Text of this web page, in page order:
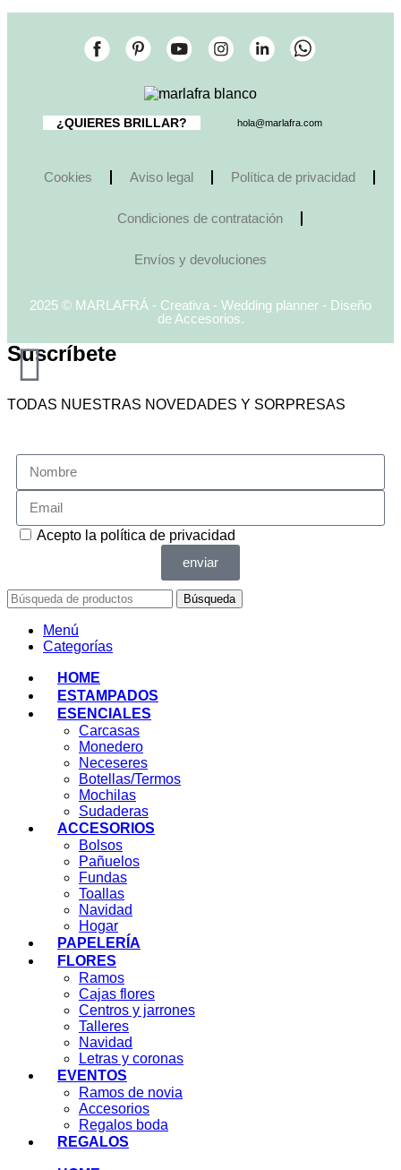
¿QUIERES BRILLAR? hola@marlafra.com
Cookies Aviso legal Política de privacidad
Condiciones de contratación
Envíos y devoluciones
2025 © MARLAFRÁ - Creativa - Wedding planner - Diseño
de Accesorios.
Suscríbete
TODAS NUESTRAS NOVEDADES Y SORPRESAS
Acepto la política de privacidad
enviar
Búsqueda
Menú
Categorías
HOME
ESTAMPADOS
ESENCIALES
Carcasas
Monedero
Neceseres
Botellas/Termos
Mochilas
Sudaderas
ACCESORIOS
Bolsos
Pañuelos
Fundas
Toallas
Navidad
Hogar
PAPELERÍA
FLORES
Ramos
Cajas flores
Centros y jarrones
Talleres
Navidad
Letras y coronas
EVENTOS
Ramos de novia
Accesorios
Regalos boda
REGALOS